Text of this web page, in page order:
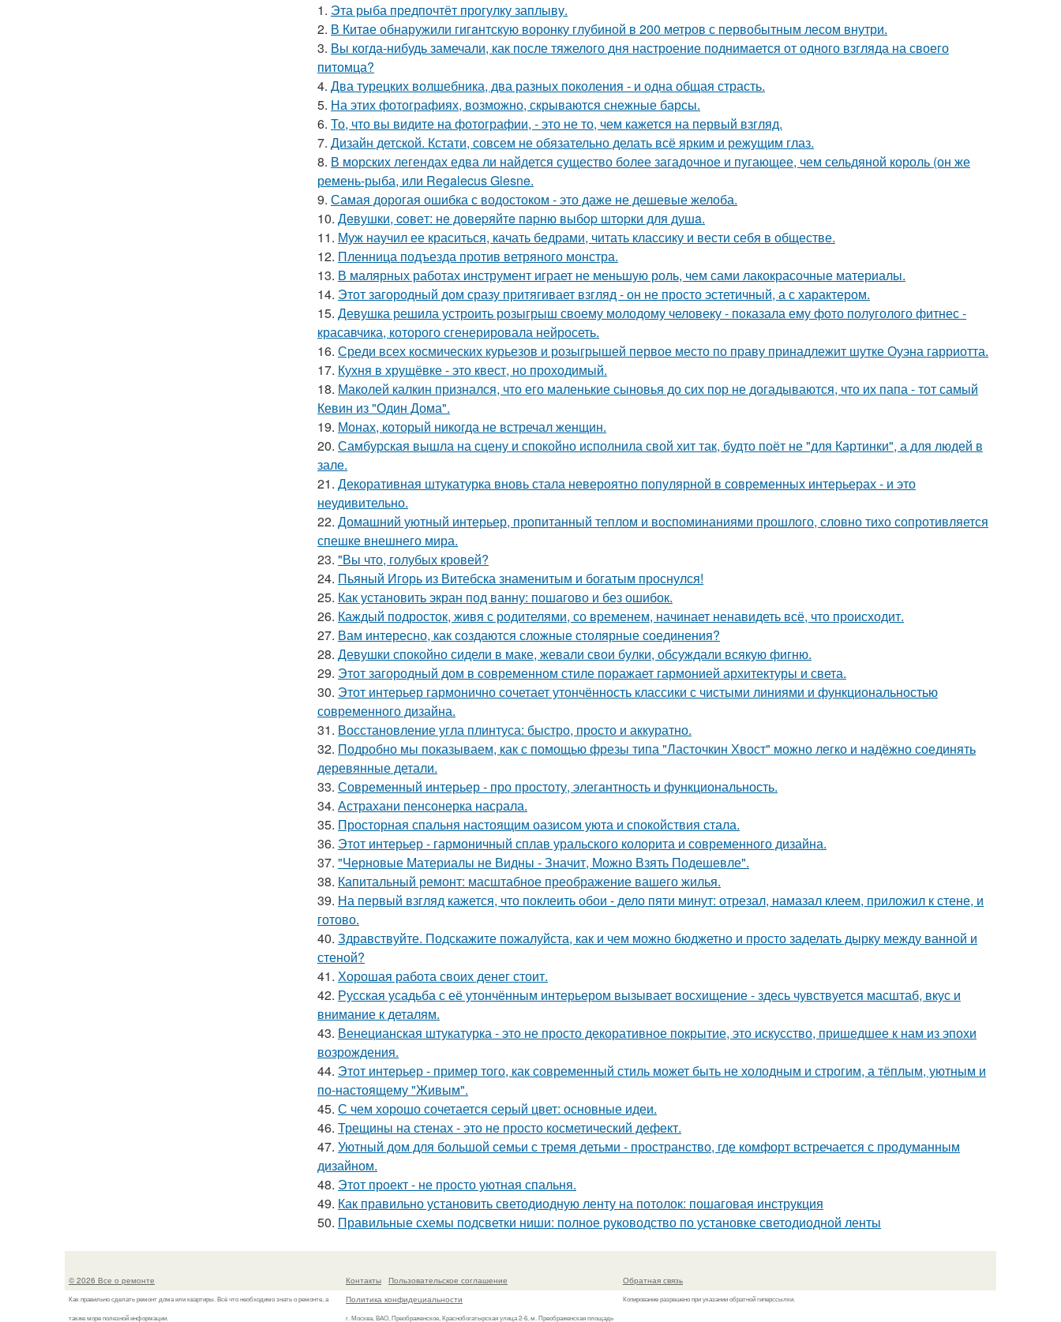
1. Эта рыба предпочтёт прогулку заплыву.
2. В Китaе обнаружили гигaнтскую воронку глубиной в 200 метров с первобытным лесом внутри.
3. Вы когда-нибудь замечали, как после тяжелого дня настроение поднимается от одного взгляда на своего
питомца?
4. Два турецких волшебника, два разных поколения - и одна общая страсть.
5. На этих фотографиях, возможно, скрываются снежные барсы.
6. То, что вы видите на фотографии, - это не то, чем кажется на первый взгляд.
7. Дизайн детской. Кстати, совсем не обязательно делать всё ярким и режущим глаз.
8. В морских легендах едва ли найдется существо более загадочное и пугающее, чем сельдяной король (он же
ремень-рыба, или Regalecus Glesne.
9. Самая дорогая ошибка с водостоком - это даже не дешевые желоба.
10. Дeвушки, coвeт: нe дoвepяйтe пapню выбop штopки для душa.
11. Муж научил ее краситься, качать бедрами, читать классику и вести себя в обществе.
12. Пленница подъезда против ветряного монстра.
13. В малярных работах инструмент играет не меньшую роль, чем сами лакокрасочные материалы.
14. Этот загородный дом сразу притягивает взгляд - он не просто эстетичный, а с характером.
15. Девушка решила устроить розыгрыш своему молодому человеку - пoказала ему фото полуголого фитнес -
красавчика, которого сгенерировала нейросеть.
16. Среди всех космических курьезов и розыгрышей первое место по праву принадлежит шутке Оуэна гарриотта.
17. Кухня в хрущёвке - это квест, но проходимый.
18. Маколей калкин признался, что его маленькие сыновья до сих пор не догадываются, что их папа - тот самый
Кевин из "Один Дома".
19. Монах, который никогда не встречал женщин.
20. Самбурская вышла на сцену и спокойно исполнила свой хит так, будто поёт не "для Картинки", а для людей в
зале.
21. Декоративная штукатурка вновь стала невероятно популярной в современных интерьерах - и это
неудивительно.
22. Домашний уютный интерьер, пропитанный теплом и воспоминаниями прошлого, словно тихо сопротивляется
спешке внешнего мира.
23. "Вы что, голубых кровей?
24. Пьяный Игорь из Витебска знаменитым и богатым проснулся!
25. Как установить экран под ванну: пошагово и без ошибок.
26. Каждый подросток, живя с родителями, со временем, начинает ненавидеть всё, что происходит.
27. Вам интересно, как создаются сложные столярные соединения?
28. Девушки спокойно сидели в маке, жевали свои булки, обсуждали всякую фигню.
29. Этот загородный дом в современном стиле поражает гармонией архитектуры и света.
30. Этот интерьер гармонично сочетает утончённость классики с чистыми линиями и функциональностью
современного дизайна.
31. Восстановление угла плинтуса: быстро, просто и аккуратно.
32. Подробно мы показываем, как с помощью фрезы типа "Ласточкин Хвост" можно легко и надёжно соединять
деревянные детали.
33. Современный интерьер - про простоту, элегантность и функциональность.
34. Астрахани пенсонерка насрала.
35. Просторная спальня настоящим оазисом уюта и спокойствия стала.
36. Этот интерьер - гармоничный сплав уральского колорита и современного дизайна.
37. "Черновые Материалы не Видны - Значит, Можно Взять Подешевле".
38. Капитальный ремонт: масштабное преображение вашего жилья.
39. На первый взгляд кажется, что поклеить обои - дело пяти минут: отрезал, намазал клеем, приложил к стене, и
готово.
40. Здравствуйте. Подскажите пожалуйста, как и чем можно бюджетно и просто заделать дырку между ванной и
стеной?
41. Хорошая работа своих денег стоит.
42. Русская усадьба с её утончённым интерьером вызывает восхищение - здесь чувствуется масштаб, вкус и
внимание к деталям.
43. Венецианская штукатурка - это не просто декоративное покрытие, это искусство, пришедшее к нам из эпохи
возрождения.
44. Этот интерьер - пример того, как современный стиль может быть не холодным и строгим, а тёплым, уютным и
по-настоящему "Живым".
45. С чем хорошо сочетается серый цвет: основные идеи.
46. Трещины на стенах - это не просто косметический дефект.
47. Уютный дом для большой семьи с тремя детьми - пространство, где комфорт встречается с продуманным
дизайном.
48. Этот проект - не просто уютная спальня.
49. Как правильно установить светодиодную ленту на потолок: пошаговая инструкция
50. Правильные схемы подсветки ниши: полное руководство по установке светодиодной ленты
© 2026 Все о ремонте
Как правильно сделать ремонт дома или квартиры. Всё что необходимо знать о ремонте, а
также море полезной информации.
Контакты
Пользовательское соглашение
Политика конфидециальности
г. Москва, ВАО, Преображенское, Краснобогатырская улица 2-6, м. Преображенская площадь
Обратная связь
Копирование разрешено при указании обратной гиперссылки.